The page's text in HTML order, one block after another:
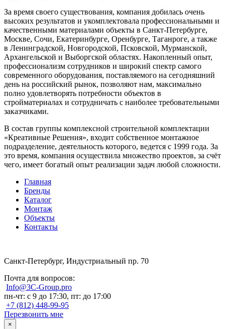
За время своего существования, компания добилась очень
высоких результатов и укомплектовала профессиональными и
качественными материалами объекты в Санкт-Петербурге,
Москве, Сочи, Екатеринбурге, Оренбурге, Таганроге, а также
в Ленинградской, Новгородской, Псковской, Мурманской,
Архангельской и Выборгской областях. Накопленный опыт,
профессионализм сотрудников и широкий спектр самого
современного оборудования, поставляемого на сегодняшний
день на российский рынок, позволяют нам, максимально
полно удовлетворять потребности объектов в
стройматериалах и сотрудничать с наиболее требовательными
заказчиками.
В состав группы комплексной строительной комплектации
«Креативные Решения», входит собственное монтажное
подразделение, деятельность которого, ведется с 1999 года. За
это время, компания осуществила множество проектов, за счёт
чего, имеет богатый опыт реализации задач любой сложности.
Главная
Бренды
Каталог
Монтаж
Объекты
Контакты
Санкт-Петербург, Индустриальный пр. 70
Почта для вопросов:
Info@3C-Group.pro
пн-чт: с 9 до 17:30, пт: до 17:00
+7 (812) 448-99-95
Перезвонить мне
×